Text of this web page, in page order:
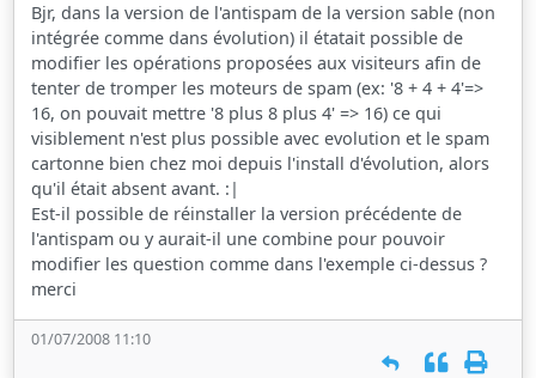
Bjr, dans la version de l'antispam de la version sable (non
intégrée comme dans évolution) il étatait possible de
modifier les opérations proposées aux visiteurs afin de
tenter de tromper les moteurs de spam (ex: '8 + 4 + 4'=>
16, on pouvait mettre '8 plus 8 plus 4' => 16) ce qui
visiblement n'est plus possible avec evolution et le spam
cartonne bien chez moi depuis l'install d'évolution, alors
qu'il était absent avant. :|
Est-il possible de réinstaller la version précédente de
l'antispam ou y aurait-il une combine pour pouvoir
modifier les question comme dans l'exemple ci-dessus ?
merci
01/07/2008 11:10